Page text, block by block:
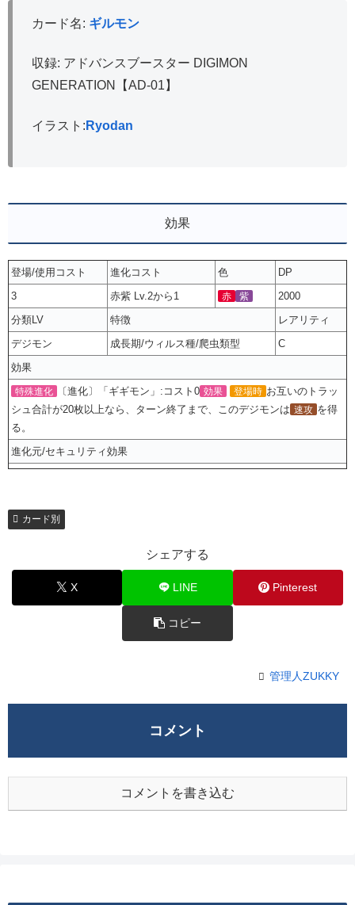
カード名: ギルモン
収録: アドバンスブースター DIGIMON
GENERATION【AD-01】
イラスト: Ryodan
効果
登場/使用コスト 進化コスト 色
DP
3
赤紫 Lv.2から1 赤 紫
2000
分類LV
特徴
レアリティ
デジモン
成長期/ウィルス種/爬虫類型
C
効果
特殊進化 〔進化〕「ギギモン」:コスト0 効果 登場時 お互いのトラッ
シュ合計が20枚以上なら、ターン終了まで、このデジモンは 速攻 を得
る。
進化元/セキュリティ効果
カード別
シェアする
X LINE Pinterest
コピー
管理人ZUKKY
コメント
コメントを書き込む